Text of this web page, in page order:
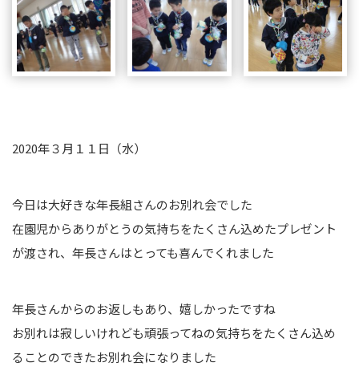
2020年３月１１日（水）
今日は大好きな年長組さんのお別れ会でした
在園児からありがとうの気持ちをたくさん込めたプレゼント
が渡され、年長さんはとっても喜んでくれました
年長さんからのお返しもあり、嬉しかったですね
お別れは寂しいけれども頑張ってねの気持ちをたくさん込め
ることのできたお別れ会になりました